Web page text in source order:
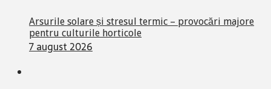
Arsurile solare și stresul termic – provocări majore
pentru culturile horticole
7 august 2026